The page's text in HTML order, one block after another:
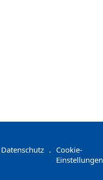
Datenschutz . Cookie-
Einstellungen